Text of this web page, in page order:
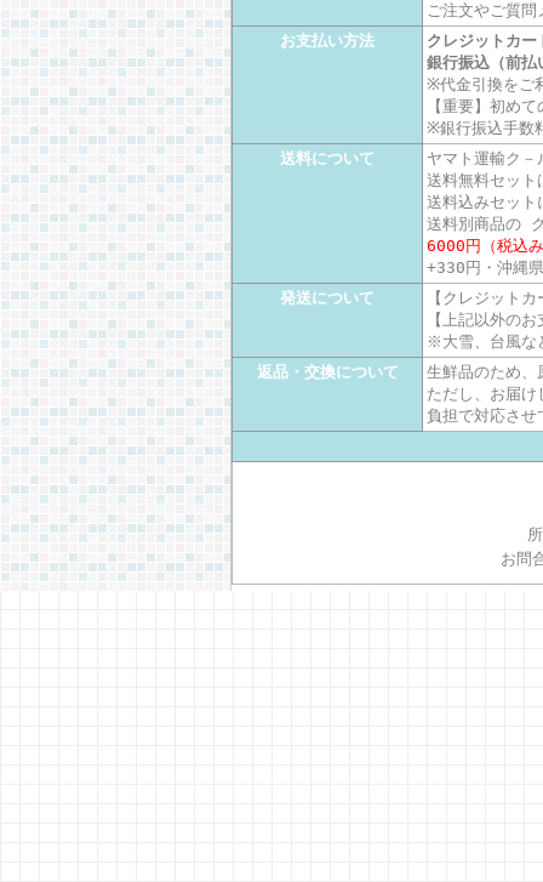
ご注文やご質
お支払い方法
クレジットカー
銀行振込（前払
※代金引換をご
【重要】初め
※銀行振込手数
送料について
ヤマト運輸ク－
送料無料セット
送料込みセット
送料別商品の
6000円（税込
+330円・沖縄
発送について
【クレジット
【上記以外の
※大雪、台風な
返品・交換について
生鮮品のため、
ただし、お届
負担で対応させ
お問